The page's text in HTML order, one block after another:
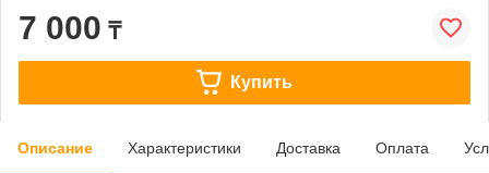
7 000 ₸
Купить
Описание Характеристики Доставка Оплата